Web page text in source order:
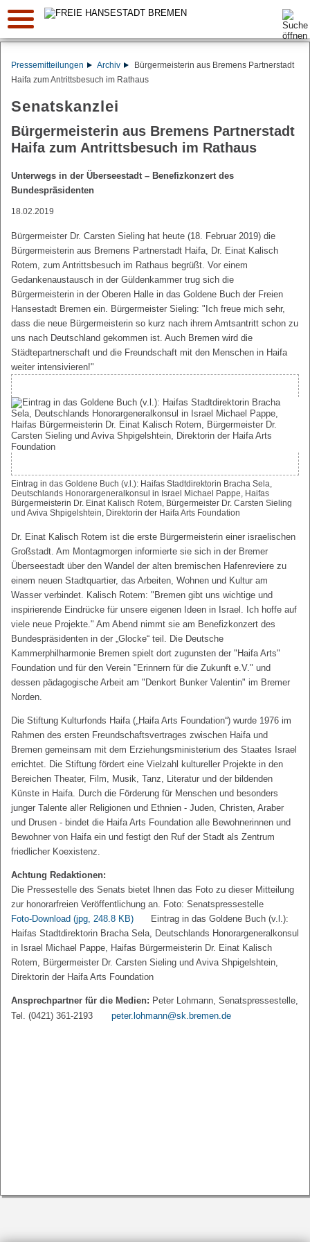
Suche:
Pressemitteilungen Archiv
Bürgermeisterin aus Bremens Partnerstadt
Haifa zum Antrittsbesuch im Rathaus
Senatskanzlei
Bürgermeisterin aus Bremens Partnerstadt
Haifa zum Antrittsbesuch im Rathaus
Unterwegs in der Überseestadt – Benefizkonzert des
Bundespräsidenten
18.02.2019
Bürgermeister Dr. Carsten Sieling hat heute (18. Februar 2019) die
Bürgermeisterin aus Bremens Partnerstadt Haifa, Dr. Einat Kalisch
Rotem, zum Antrittsbesuch im Rathaus begrüßt. Vor einem
Gedankenaustausch in der Güldenkammer trug sich die
Bürgermeisterin in der Oberen Halle in das Goldene Buch der Freien
Hansestadt Bremen ein. Bürgermeister Sieling: "Ich freue mich sehr,
dass die neue Bürgermeisterin so kurz nach ihrem Amtsantritt schon zu
uns nach Deutschland gekommen ist. Auch Bremen wird die
Städtepartnerschaft und die Freundschaft mit den Menschen in Haifa
weiter intensivieren!"
Eintrag in das Goldene Buch (v.l.): Haifas Stadtdirektorin Bracha Sela,
Deutschlands Honorargeneralkonsul in Israel Michael Pappe, Haifas
Bürgermeisterin Dr. Einat Kalisch Rotem, Bürgermeister Dr. Carsten Sieling
und Aviva Shpigelshtein, Direktorin der Haifa Arts Foundation
Dr. Einat Kalisch Rotem ist die erste Bürgermeisterin einer israelischen
Großstadt. Am Montagmorgen informierte sie sich in der Bremer
Überseestadt über den Wandel der alten bremischen Hafenreviere zu
einem neuen Stadtquartier, das Arbeiten, Wohnen und Kultur am
Wasser verbindet. Kalisch Rotem: "Bremen gibt uns wichtige und
inspirierende Eindrücke für unsere eigenen Ideen in Israel. Ich hoffe auf
viele neue Projekte." Am Abend nimmt sie am Benefizkonzert des
Bundespräsidenten in der „Glocke“ teil. Die Deutsche
Kammerphilharmonie Bremen spielt dort zugunsten der "Haifa Arts"
Foundation und für den Verein "Erinnern für die Zukunft e.V." und
dessen pädagogische Arbeit am "Denkort Bunker Valentin" im Bremer
Norden.
Die Stiftung Kulturfonds Haifa („Haifa Arts Foundation“) wurde 1976 im
Rahmen des ersten Freundschaftsvertrages zwischen Haifa und
Bremen gemeinsam mit dem Erziehungsministerium des Staates Israel
errichtet. Die Stiftung fördert eine Vielzahl kultureller Projekte in den
Bereichen Theater, Film, Musik, Tanz, Literatur und der bildenden
Künste in Haifa. Durch die Förderung für Menschen und besonders
junger Talente aller Religionen und Ethnien - Juden, Christen, Araber
und Drusen - bindet die Haifa Arts Foundation alle Bewohnerinnen und
Bewohner von Haifa ein und festigt den Ruf der Stadt als Zentrum
friedlicher Koexistenz.
Achtung Redaktionen:
Die Pressestelle des Senats bietet Ihnen das Foto zu dieser Mitteilung
zur honorarfreien Veröffentlichung an. Foto: Senatspressestelle
Foto-Download (jpg, 248.8 KB)
Eintrag in das Goldene Buch (v.l.):
Haifas Stadtdirektorin Bracha Sela, Deutschlands Honorargeneralkonsul
in Israel Michael Pappe, Haifas Bürgermeisterin Dr. Einat Kalisch
Rotem, Bürgermeister Dr. Carsten Sieling und Aviva Shpigelshtein,
Direktorin der Haifa Arts Foundation
Ansprechpartner für die Medien: Peter Lohmann, Senatspressestelle,
Tel. (0421) 361-2193
peter.lohmann@sk.bremen.de